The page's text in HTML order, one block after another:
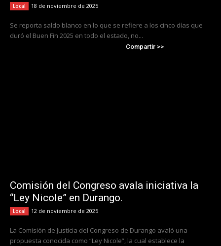
Local 18 de noviembre de 2025
Se reporta saldo blanco en lo que se refiere a los cinco días que
duró el Buen Fin 2025 en todo el estado, no...
Compartir >>
Comisión del Congreso avala iniciativa la
“Ley Nicole” en Durango.
Local 12 de noviembre de 2025
La Comisión de Justicia del Congreso de Durango avaló una
propuesta conocida como “Ley Nicole”, la cual establece la